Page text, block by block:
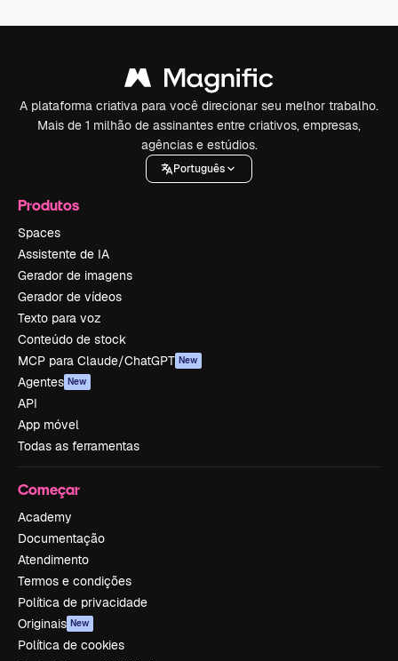
A plataforma criativa para você direcionar seu melhor trabalho.
Mais de 1 milhão de assinantes entre criativos, empresas,
agências e estúdios.
Português
Produtos
Spaces
Assistente de IA
Gerador de imagens
Gerador de vídeos
Texto para voz
Conteúdo de stock
MCP para Claude/ChatGPT New
Agentes New
API
App móvel
Todas as ferramentas
Começar
Academy
Documentação
Atendimento
Termos e condições
Política de privacidade
Originais New
Política de cookies